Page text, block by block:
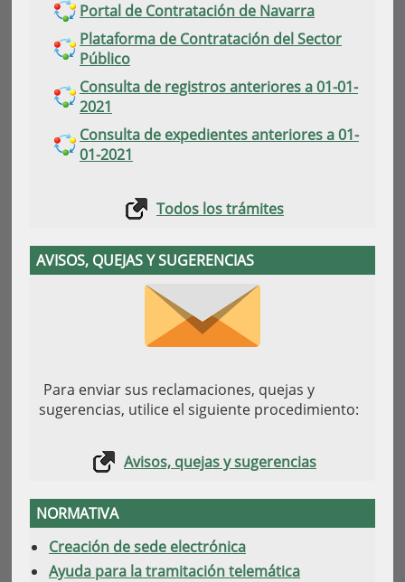
Portal de Contratación de Navarra
Plataforma de Contratación del Sector
Público
Consulta de registros anteriores a 01-01-
2021
Consulta de expedientes anteriores a 01-
01-2021
Todos los trámites
AVISOS, QUEJAS Y SUGERENCIAS
Para enviar sus reclamaciones, quejas y
sugerencias, utilice el siguiente procedimiento:
Avisos, quejas y sugerencias
NORMATIVA
Creación de sede electrónica
Ayuda para la tramitación telemática